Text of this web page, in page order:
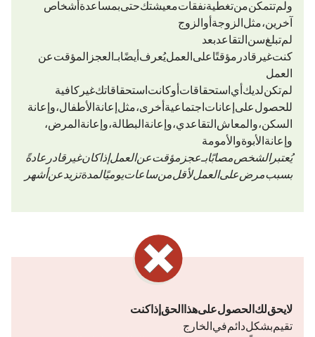
ولم تتمكن من تغطية نفقات معيشتك حتى بمساعدة أشخاص
آخرين، مثل الزوجة أو الزوج
لم تبلغ سن التقاعد بعد
كنت غير قادر مؤقتًا على العمل (يُعرف أيضًا بـ «العجز المؤقت عن
العمل»*)
لم تكن لديك أي استحقاقات أو كانت استحقاقاتك غير كافية
للحصول على إعانات اجتماعية أخرى، مثل إعانة الأطفال، وإعانة
السكن، والمعاش التقاعدي، وإعانة البطالة، وإعانة المرض،
وإعانة الأبوة والأمومة
* يُعتبر الشخص مصابًا بـ«عجز مؤقت عن العمل» إذا كان غير قادر (عادةً
بسبب مرض) على العمل لأقل من 3 ساعات يوميًا لمدة تزيد عن 6 أشهر.
لا يحق لك الحصول على هذا الحق إذا كنت
تقيم بشكل دائم في الخارج